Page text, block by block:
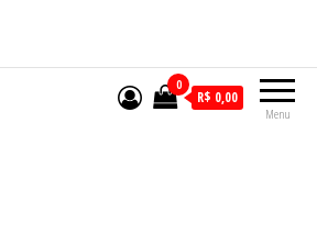
Menu
0
R$ 0,00